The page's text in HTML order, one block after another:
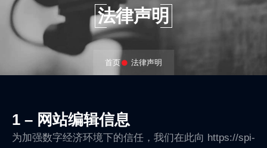
法律声明
首页 法律声明
1 – 网站编辑信息
为加强数字经济环境下的信任，我们在此向 https://spi-